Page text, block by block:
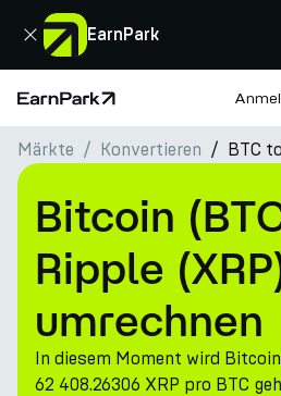
EarnPark
Schließen
Startseite
Produkte
Märkte
Rechner
PARK Token
Ressourcen
Unternehmen
Märkte Konvertieren BTC
Bitcoin
Ripple
umrechnen
In diesem Moment wird
62 408.26306 XRP pro BTC